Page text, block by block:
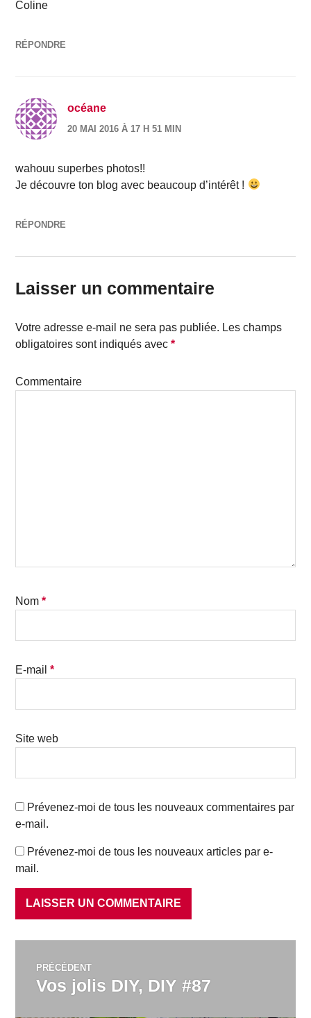
Coline
RÉPONDRE
océane
20 MAI 2016 À 17 H 51 MIN
wahouu superbes photos!!
Je découvre ton blog avec beaucoup d’intérêt !
RÉPONDRE
Laisser un commentaire
Votre adresse e-mail ne sera pas publiée. Les champs
obligatoires sont indiqués avec*
Commentaire
Nom*
E-mail*
Site web
Prévenez-moi de tous les nouveaux commentaires par
e-mail.
Prévenez-moi de tous les nouveaux articles par e-
mail.
Navigation
de
PRÉCÉDENT
Article
précédent :
Vos jolis DIY, DIY #87